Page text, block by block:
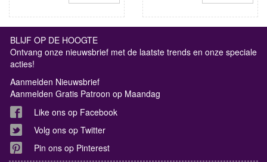
BLIJF OP DE HOOGTE
Ontvang onze nieuwsbrief met de laatste trends en onze speciale
acties!
Aanmelden Nieuwsbrief
Aanmelden Gratis Patroon op Maandag
Like ons op Facebook
Volg ons op Twitter
Pin ons op Pinterest